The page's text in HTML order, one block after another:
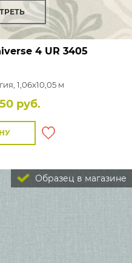
4 UR 3405
1,06x10,05 м
руб.
Образец в магазине